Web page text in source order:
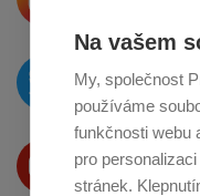
Na vašem
My, společnost
používáme
funkčnosti webu
pro
stránek.
O novinkách
na
Produkty Vám
na Youtube